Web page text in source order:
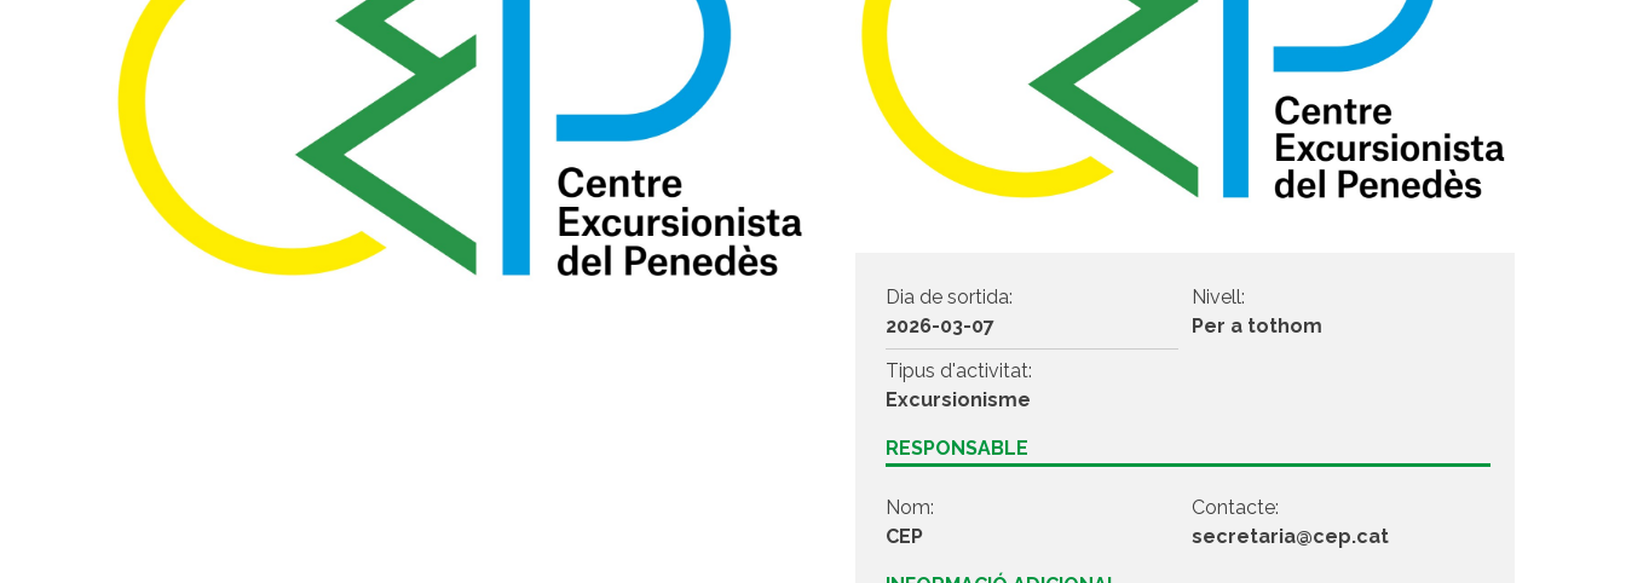
Dia de sortida:
2026-03-07
Nivell:
Per a tothom
Tipus d'activitat:
Excursionisme
RESPONSABLE
Nom:
CEP
Contacte:
secretaria@cep.cat